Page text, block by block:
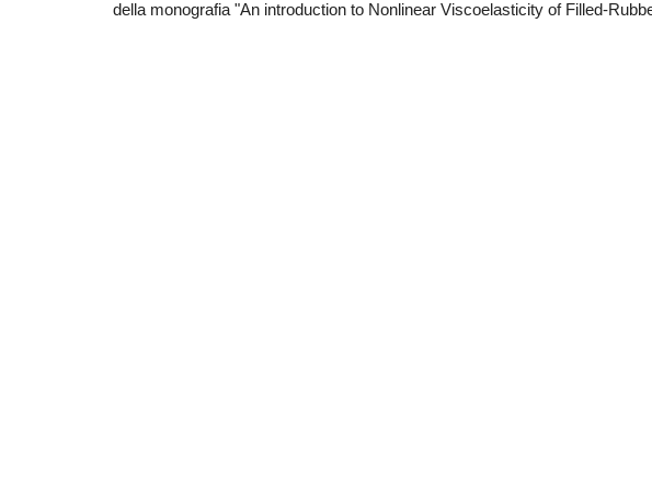
della monografia "An introduction to Nonlinear Viscoelasticity of Filled-